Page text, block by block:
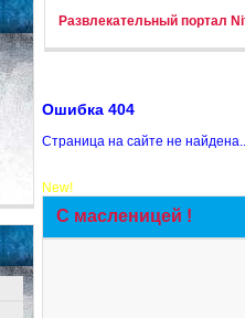
Развлекательный портал
Ошибка 404
Страница на сайте не
New!
С масленицей !